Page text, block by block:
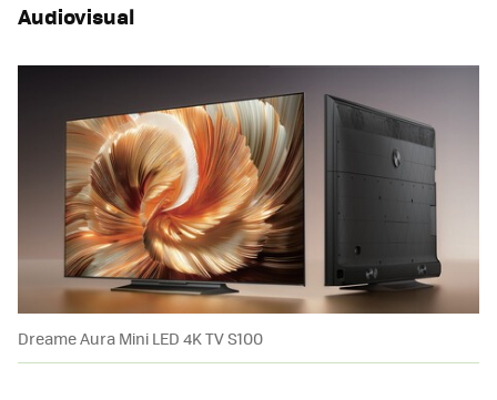
Audiovisual
Dreame Aura Mini LED 4K TV S100